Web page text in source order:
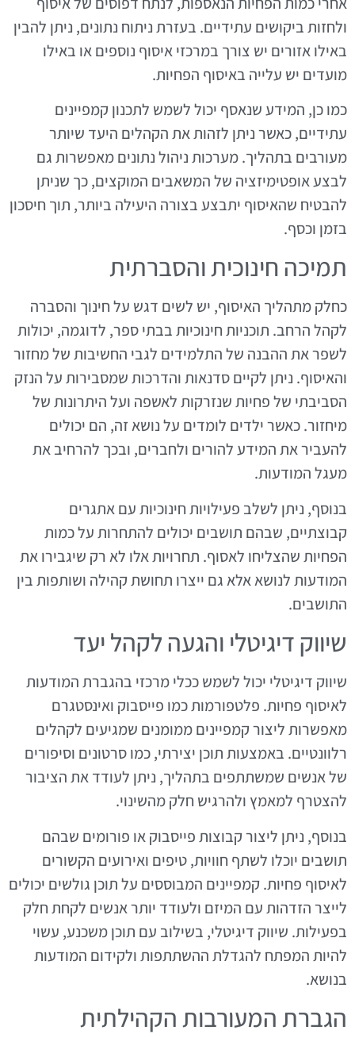
ולחזות ביקושים עתידיים. בעזרת ניתוח נתונים, ניתן להבין
באילו אזורים יש צורך במרכזי איסוף נוספים או באילו
מועדים יש עלייה באיסוף הפחיות.
כמו כן, המידע שנאסף יכול לשמש לתכנון קמפיינים
עתידיים, כאשר ניתן לזהות את הקהלים היעד שיותר
מעורבים בתהליך. מערכות ניהול נתונים מאפשרות גם
לבצע אופטימיזציה של המשאבים המוקצים, כך שניתן
להבטיח שהאיסוף יתבצע בצורה היעילה ביותר, תוך חיסכון
בזמן וכסף.
תמיכה חינוכית והסברתית
כחלק מתהליך האיסוף, יש לשים דגש על חינוך והסברה
לקהל הרחב. תוכניות חינוכיות בבתי ספר, לדוגמה, יכולות
לשפר את ההבנה של התלמידים לגבי החשיבות של מחזור
והאיסוף. ניתן לקיים סדנאות והדרכות שמסבירות על הנזק
הסביבתי של פחיות שנזרקות לאשפה ועל היתרונות של
מיחזור. כאשר ילדים לומדים על נושא זה, הם יכולים
להעביר את המידע להורים ולחברים, ובכך להרחיב את
מעגל המודעות.
בנוסף, ניתן לשלב פעילויות חינוכיות עם אתגרים
קבוצתיים, שבהם תושבים יכולים להתחרות על כמות
הפחיות שהצליחו לאסוף. תחרויות אלו לא רק שיגבירו את
המודעות לנושא אלא גם ייצרו תחושת קהילה ושותפות בין
התושבים.
שיווק דיגיטלי והגעה לקהל יעד
שיווק דיגיטלי יכול לשמש ככלי מרכזי בהגברת המודעות
לאיסוף פחיות. פלטפורמות כמו פייסבוק ואינסטגרם
מאפשרות ליצור קמפיינים ממומנים שמגיעים לקהלים
רלוונטיים. באמצעות תוכן יצירתי, כמו סרטונים וסיפורים
של אנשים שמשתתפים בתהליך, ניתן לעודד את הציבור
להצטרף למאמץ ולהרגיש חלק מהשינוי.
בנוסף, ניתן ליצור קבוצות פייסבוק או פורומים שבהם
תושבים יוכלו לשתף חוויות, טיפים ואירועים הקשורים
לאיסוף פחיות. קמפיינים המבוססים על תוכן גולשים יכולים
לייצר הזדהות עם המיזם ולעודד יותר אנשים לקחת חלק
בפעילות. שיווק דיגיטלי, בשילוב עם תוכן משכנע, עשוי
להיות המפתח להגדלת ההשתתפות ולקידום המודעות
בנושא.
הגברת המעורבות הקהילתית